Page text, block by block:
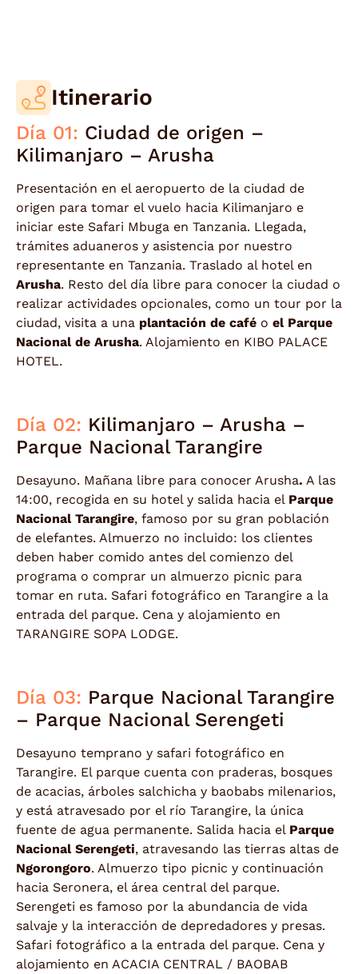
Itinerario
Día 01: Ciudad de origen –
Kilimanjaro – Arusha
Presentación en el aeropuerto de la ciudad de
origen para tomar el vuelo hacia Kilimanjaro e
iniciar este Safari Mbuga en Tanzania. Llegada,
trámites aduaneros y asistencia por nuestro
representante en Tanzania. Traslado al hotel en
Arusha. Resto del día libre para conocer la ciudad o
realizar actividades opcionales, como un tour por la
ciudad, visita a una plantación de café o el Parque
Nacional de Arusha. Alojamiento en KIBO PALACE
HOTEL.
Día 02: Kilimanjaro – Arusha –
Parque Nacional Tarangire
Desayuno. Mañana libre para conocer Arusha. A las
14:00, recogida en su hotel y salida hacia el Parque
Nacional Tarangire, famoso por su gran población
de elefantes. Almuerzo no incluido: los clientes
deben haber comido antes del comienzo del
programa o comprar un almuerzo picnic para
tomar en ruta. Safari fotográfico en Tarangire a la
entrada del parque. Cena y alojamiento en
TARANGIRE SOPA LODGE.
Día 03: Parque Nacional Tarangire
– Parque Nacional Serengeti
Desayuno temprano y safari fotográfico en
Tarangire. El parque cuenta con praderas, bosques
de acacias, árboles salchicha y baobabs milenarios,
y está atravesado por el río Tarangire, la única
fuente de agua permanente. Salida hacia el Parque
Nacional Serengeti, atravesando las tierras altas de
Ngorongoro. Almuerzo tipo picnic y continuación
hacia Seronera, el área central del parque.
Serengeti es famoso por la abundancia de vida
salvaje y la interacción de depredadores y presas.
Safari fotográfico a la entrada del parque. Cena y
alojamiento en ACACIA CENTRAL / BAOBAB